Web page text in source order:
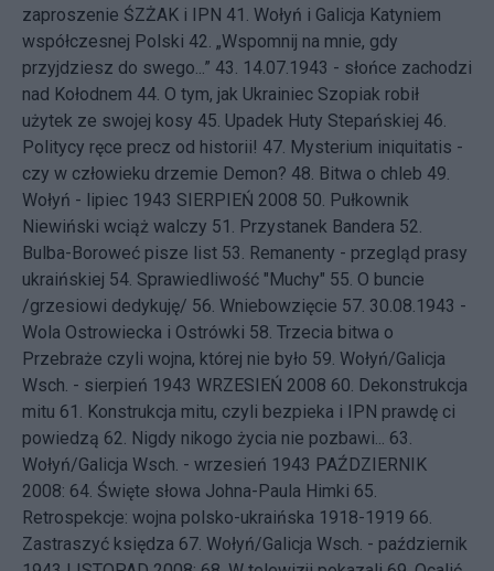
zaproszenie ŚZŻAK i IPN 41. Wołyń i Galicja Katyniem
współczesnej Polski 42. „Wspomnij na mnie, gdy
przyjdziesz do swego...” 43. 14.07.1943 - słońce zachodzi
nad Kołodnem 44. O tym, jak Ukrainiec Szopiak robił
użytek ze swojej kosy 45. Upadek Huty Stepańskiej 46.
Politycy ręce precz od historii! 47. Mysterium iniquitatis -
czy w człowieku drzemie Demon? 48. Bitwa o chleb 49.
Wołyń - lipiec 1943 SIERPIEŃ 2008 50. Pułkownik
Niewiński wciąż walczy 51. Przystanek Bandera 52.
Bulba-Boroweć pisze list 53. Remanenty - przegląd prasy
ukraińskiej 54. Sprawiedliwość "Muchy" 55. O buncie
/grzesiowi dedykuję/ 56. Wniebowzięcie 57. 30.08.1943 -
Wola Ostrowiecka i Ostrówki 58. Trzecia bitwa o
Przebraże czyli wojna, której nie było 59. Wołyń/Galicja
Wsch. - sierpień 1943 WRZESIEŃ 2008 60. Dekonstrukcja
mitu 61.
Konstrukcja mitu, czyli bezpieka i IPN prawdę ci
powiedzą 62. Nigdy nikogo życia nie pozbawi...
63.
Wołyń/Galicja Wsch. - wrzesień 1943 PAŹDZIERNIK
2008: 64. Święte słowa Johna-Paula Himki 65.
Retrospekcje: wojna polsko-ukraińska 1918-1919 66.
Zastraszyć księdza 67. Wołyń/Galicja Wsch. - październik